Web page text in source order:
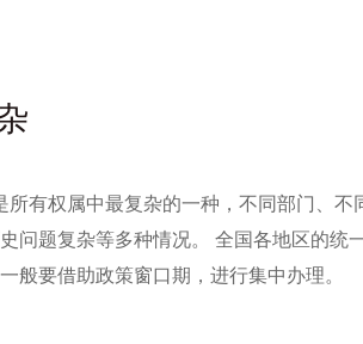
有权属中最复杂的一种，不同部门、不
问题复杂等多种情况。 全国各地区的统
般要借助政策窗口期，进行集中办理。